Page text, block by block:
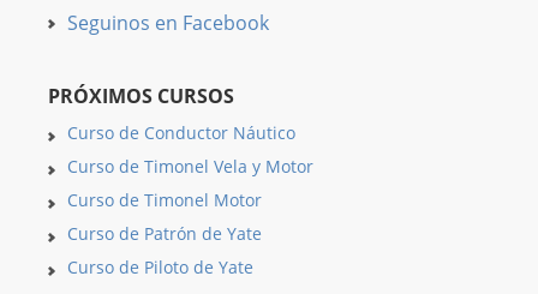
Seguinos en Facebook
PRÓXIMOS CURSOS
Curso de Conductor Náutico
Curso de Timonel Vela y Motor
Curso de Timonel Motor
Curso de Patrón de Yate
Curso de Piloto de Yate